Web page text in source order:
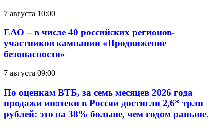
7 августа 10:00
ЕАО – в числе 40 российских регионов-
участников кампании «Продвижение
безопасности»
7 августа 09:00
По оценкам ВТБ, за семь месяцев 2026 года
продажи ипотеки в России достигли 2,6* трлн
рублей: это на 38% больше, чем годом раньше.